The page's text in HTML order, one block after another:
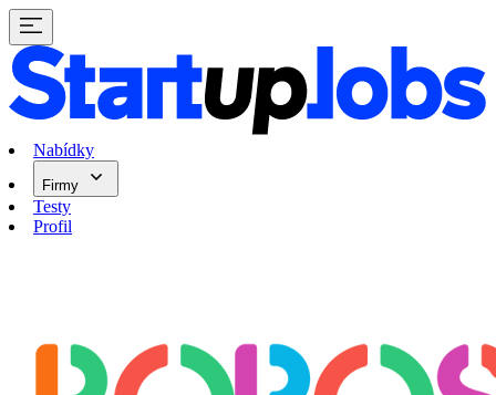
Nabídky
Firmy
Testy
Profil